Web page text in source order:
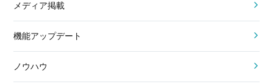
メディア掲載
機能アップデート
ノウハウ